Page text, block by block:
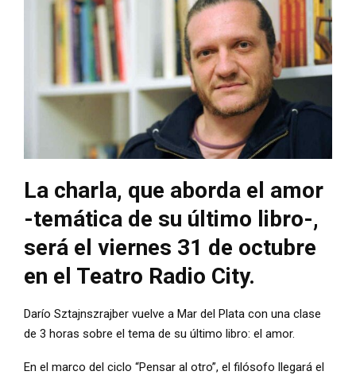
La charla, que aborda el amor
-temática de su último libro-,
será el viernes 31 de octubre
en el Teatro Radio City.
Darío Sztajnszrajber vuelve a Mar del Plata con una clase
de 3 horas sobre el tema de su último libro: el amor.
En el marco del ciclo “Pensar al otro”, el filósofo llegará el